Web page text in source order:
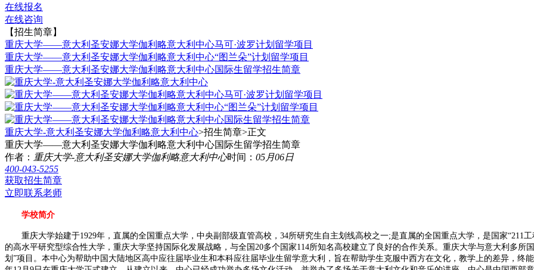
在线报名
在线咨询
【招生简章】
重庆大学——意大利圣安娜大学伽利略意大利中心马可·波罗计划留学项目
重庆大学——意大利圣安娜大学伽利略意大利中心“图兰朵”计划留学项目
重庆大学——意大利圣安娜大学伽利略意大利中心国际生留学招生简章
重庆大学-意大利圣安娜大学伽利略意大利中心>招生简章>正文
重庆大学——意大利圣安娜大学伽利略意大利中心国际生留学招生简章
作者： 重庆大学-意大利圣安娜大学伽利略意大利中心时间： 05月06日
400-043-5255
获取招生简章
立即联系老师
学校简介
重庆大学始建于1929年，直属的全国重点大学，中央副部级直管高校，34所研究生自主划线高校之一;是直属的全国重点大学，是国家“211工
的高水平研究型综合性大学，重庆大学坚持国际化发展战略，与全国20多个国家114所知名高校建立了良好的合作关系。重庆大学与意大利多所
划”项目。本中心为帮助中国大陆地区高中应往届毕业生和本科应往届毕业生留学意大利，旨在帮助学生克服中西方在文化，教学上的差异，终